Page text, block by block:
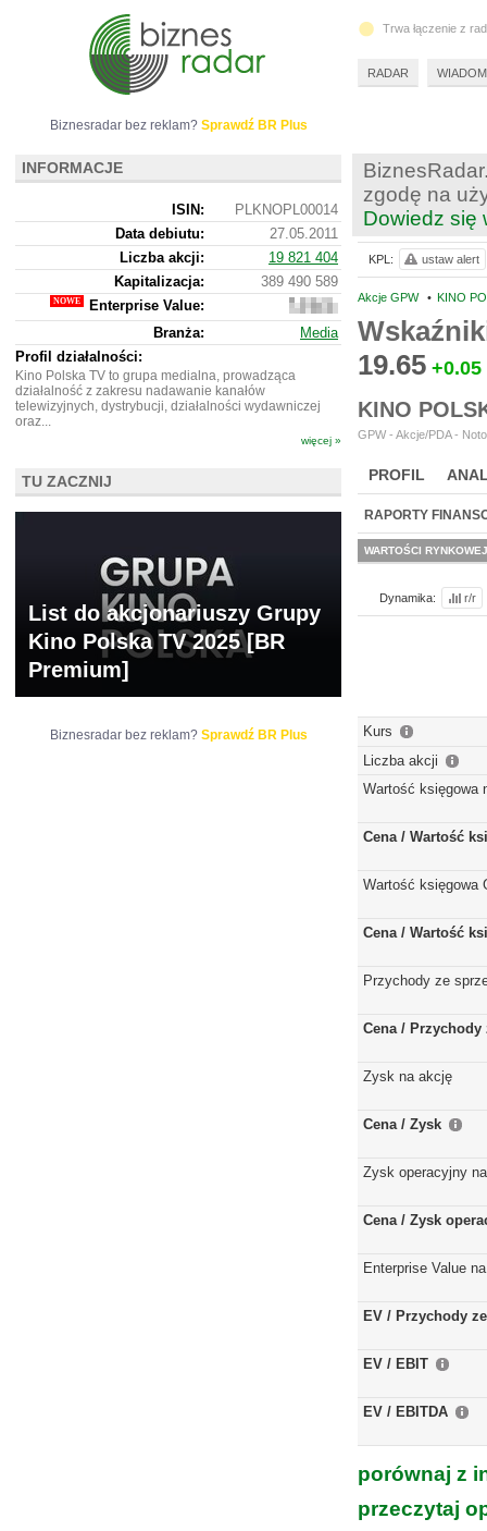
zgodę na
Dowiedz się
Akcje GPW • KINO
19.65 +0.05
KINO
GPW - Akcje/PDA -
PROFIL
BR LAB
RAPORTY
WARTOŚCI RYNKOWEJ
Dynamika: r/r
Kurs
Liczba akcji
Wartość księgowa
Cena / Wartość
Wartość księgowa
Cena / Wartość
Przychody ze
Cena / Przychody
Zysk na akcję
Cena / Zysk
Zysk operacyjny
Cena / Zysk
Enterprise Value
EV / Przychody
EV / EBIT
EV / EBITDA
porównaj z
przeczytaj
KPL: ustaw alert
Biznesradar bez reklam? Sprawdź BR Plus
INFORMACJE
ISIN:
PLKNOPL00014
Data debiutu:
27.05.2011
Liczba akcji:
19 821 404
Kapitalizacja:
389 490 589
Enterprise Value:
368
713
589
Branża:
Media
Profil działalności:
Kino Polska TV to grupa medialna, prowadząca
działalność z zakresu nadawanie kanałów
telewizyjnych, dystrybucji, działalności wydawniczej
oraz...
więcej »
TU ZACZNIJ
List do akcjonariuszy Grupy
Kino Polska TV 2025 [BR
Premium]
Biznesradar bez reklam? Sprawdź BR Plus
Trwa łączenie z
RADAR